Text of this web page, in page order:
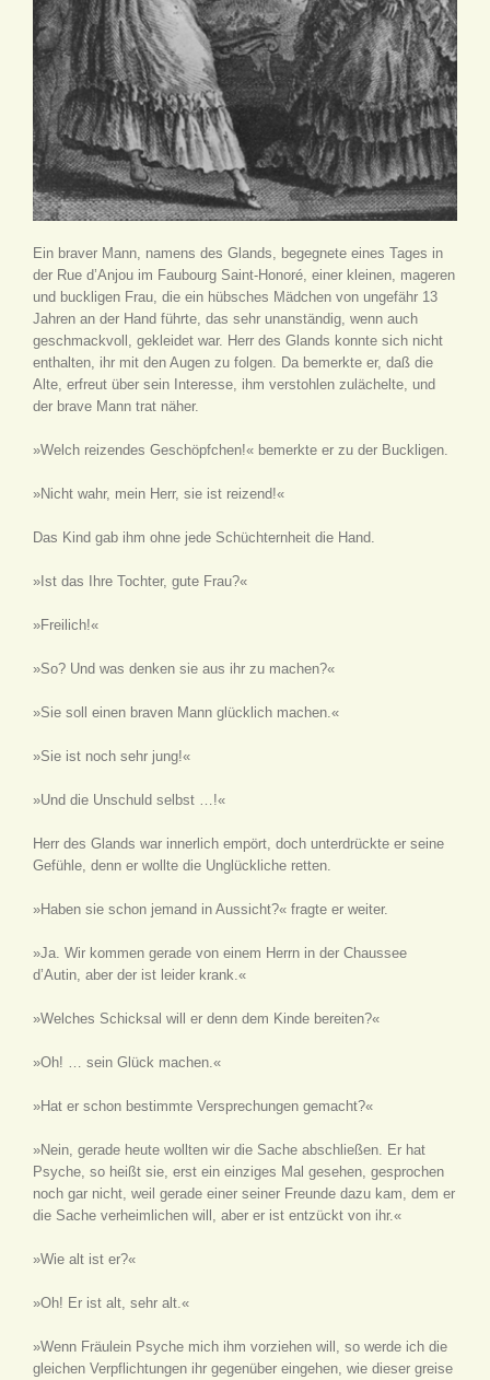
Ein braver Mann, namens des Glands, begegnete eines Tages in
der Rue d’Anjou im Faubourg Saint-Honoré, einer kleinen, mageren
und buckligen Frau, die ein hübsches Mädchen von ungefähr 13
Jahren an der Hand führte, das sehr unanständig, wenn auch
geschmackvoll, gekleidet war. Herr des Glands konnte sich nicht
enthalten, ihr mit den Augen zu folgen. Da bemerkte er, daß die
Alte, erfreut über sein Interesse, ihm verstohlen zulächelte, und
der brave Mann trat näher.
»Welch reizendes Geschöpfchen!« bemerkte er zu der Buckligen.
»Nicht wahr, mein Herr, sie ist reizend!«
Das Kind gab ihm ohne jede Schüchternheit die Hand.
»Ist das Ihre Tochter, gute Frau?«
»Freilich!«
»So? Und was denken sie aus ihr zu machen?«
»Sie soll einen braven Mann glücklich machen.«
»Sie ist noch sehr jung!«
»Und die Unschuld selbst …!«
Herr des Glands war innerlich empört, doch unterdrückte er seine
Gefühle, denn er wollte die Unglückliche retten.
»Haben sie schon jemand in Aussicht?« fragte er weiter.
»Ja. Wir kommen gerade von einem Herrn in der Chaussee
d’Autin, aber der ist leider krank.«
»Welches Schicksal will er denn dem Kinde bereiten?«
»Oh! … sein Glück machen.«
»Hat er schon bestimmte Versprechungen gemacht?«
»Nein, gerade heute wollten wir die Sache abschließen. Er hat
Psyche, so heißt sie, erst ein einziges Mal gesehen, gesprochen
noch gar nicht, weil gerade einer seiner Freunde dazu kam, dem er
die Sache verheimlichen will, aber er ist entzückt von ihr.«
»Wie alt ist er?«
»Oh! Er ist alt, sehr alt.«
»Wenn Fräulein Psyche mich ihm vorziehen will, so werde ich die
gleichen Verpflichtungen ihr gegenüber eingehen, wie dieser greise